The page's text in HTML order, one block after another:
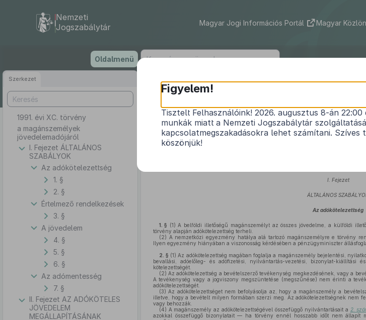
tartalomra
Nemzeti
Jogszabálytár
Magyar Jogi Információs Portál Magyar
Oldalmenü
Szerkezet
1991. évi XC. törvény
a magánszemélyek
jövedelemadójáról
I. Fejezet ÁLTALÁNOS
SZABÁLYOK
Az adókötelezettség
1. §
2. §
Értelmező rendelkezések
3. §
A jövedelem
4. §
5. §
6. §
Az adómentesség
7. §
II. Fejezet AZ ADÓKÖTELES
JÖVEDELEM
MEGÁLLAPÍTÁSÁNAK
1991. évi XC.
a magánszemélyek
Közlönyállapot 1992.
I. Fejezet
ÁLTALÁNOS
Az adókötelezettség
1. § (1) A belföldi illetőségű magánszemélyt az összes jövedelme, a külföldi
törvény alapján adókötelezettség terheli.
(2) A nemzetközi egyezmény hatálya alá tartozó magánszemélyre e törvény
Ilyen egyezmény hiányában a viszonosság kérdésében a pénzügyminiszter
2. § (1) Az adókötelezettség magában foglalja a magánszemély bejelentési,
bevallási, adóelőleg- és adófizetési, nyilvántartás-vezetési, bizonylat-kiállítási
kötelezettségét.
(2) Az adókötelezettség a bevételszerző tevékenység megkezdésének, vagy a
A tevékenység vagy a jogviszony megszüntetése (megszűnése) nem érinti a
adókötelezettségét.
(3) Az adókötelezettséget nem befolyásolja az, hogy a magánszemély a
illetve, hogy a bevételt milyen formában szerzi meg. Az adókötelezettségnek nem
vagy behozzák.
(4) A magánszemély az adókötelezettségével összefüggő nyilvántartásait a 2.
azokkal összefüggő bizonylatait — ha törvény ennél hosszabb időt nem állapít
Figyelem!
Tisztelt Felhasználóink! 2026. augusztus 8-án
munkák miatt a Nemzeti Jogszabálytár
kapcsolatmegszakadásokra lehet számítani.
köszönjük!